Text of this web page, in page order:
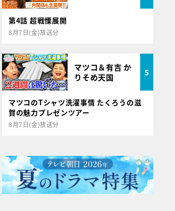
第4話 超戦慄展開
8月7日(金)放送分
マツコ＆有吉 か
りそめ天国
5
マツコのTシャツ洗濯事情 たくろうの滋
賀の魅力プレゼンツアー
8月7日(金)放送分